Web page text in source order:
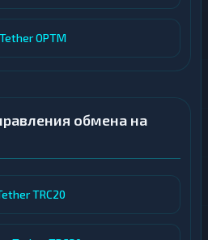
OPTM
обмена на
TRC20